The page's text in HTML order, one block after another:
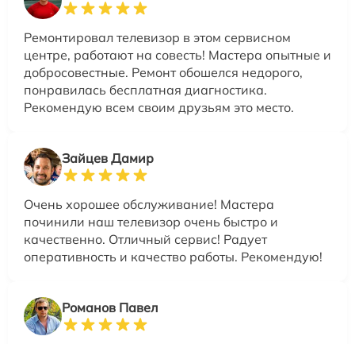
Ремонтировал телевизор в этом сервисном
центре, работают на совесть! Мастера опытные и
добросовестные. Ремонт обошелся недорого,
понравилась бесплатная диагностика.
Рекомендую всем своим друзьям это место.
Зайцев Дамир
Очень хорошее обслуживание! Мастера
починили наш телевизор очень быстро и
качественно. Отличный сервис! Радует
оперативность и качество работы. Рекомендую!
Романов Павел